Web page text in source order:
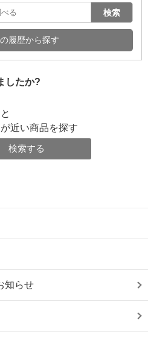
検索
履歴から探す
したか?
近い商品を探す
検索する
知らせ